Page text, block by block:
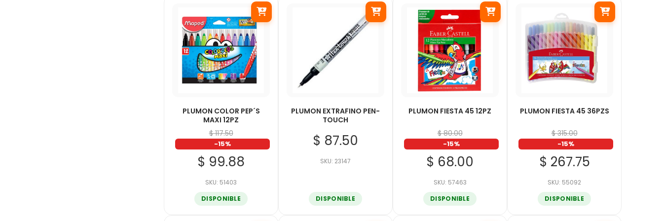
PLUMON COLOR PEP´S
MAXI 12PZ
$ 117.50
-15%
$ 99.88
SKU: 51403
DISPONIBLE
PLUMON EXTRAFINO PEN-
TOUCH
$ 87.50
SKU: 23147
DISPONIBLE
PLUMON FIESTA 45 12PZ
$ 80.00
-15%
$ 68.00
SKU: 57463
DISPONIBLE
PLUMON FIESTA 45 36PZS
$ 315.00
-15%
$ 267.75
SKU: 55092
DISPONIBLE